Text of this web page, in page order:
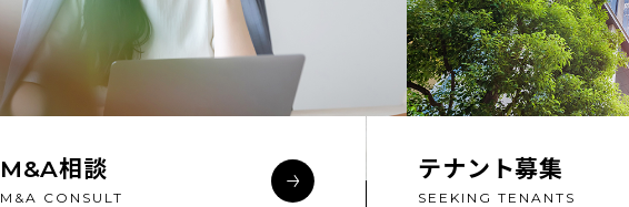
M&A相談
M&A CONSULT
テナント募集
SEEKING TENANTS